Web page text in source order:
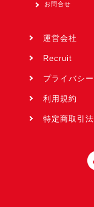
お問合せ
運営会社
Recruit
プライバシ
利用規約
特定商取引